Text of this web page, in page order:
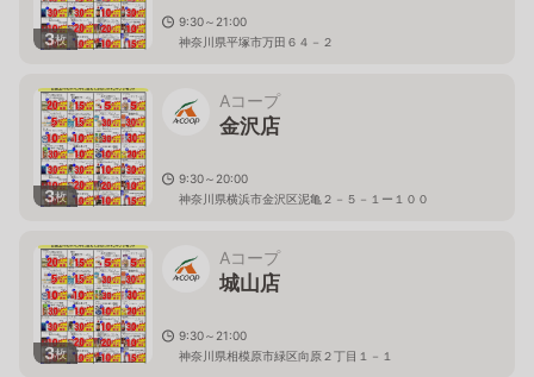
3枚
9:30～21:00
神奈川県平塚市万田６４－２
3枚
Aコープ
金沢店
9:30～20:00
神奈川県横浜市金沢区泥亀２－５－１ー１００
3枚
Aコープ
城山店
9:30～21:00
神奈川県相模原市緑区向原２丁目１－１